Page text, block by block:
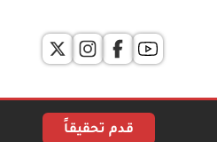
قدم تحقيقاً